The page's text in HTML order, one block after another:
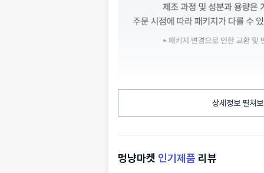
상세정보 펼쳐
멍냥마켓 인기제품 리뷰